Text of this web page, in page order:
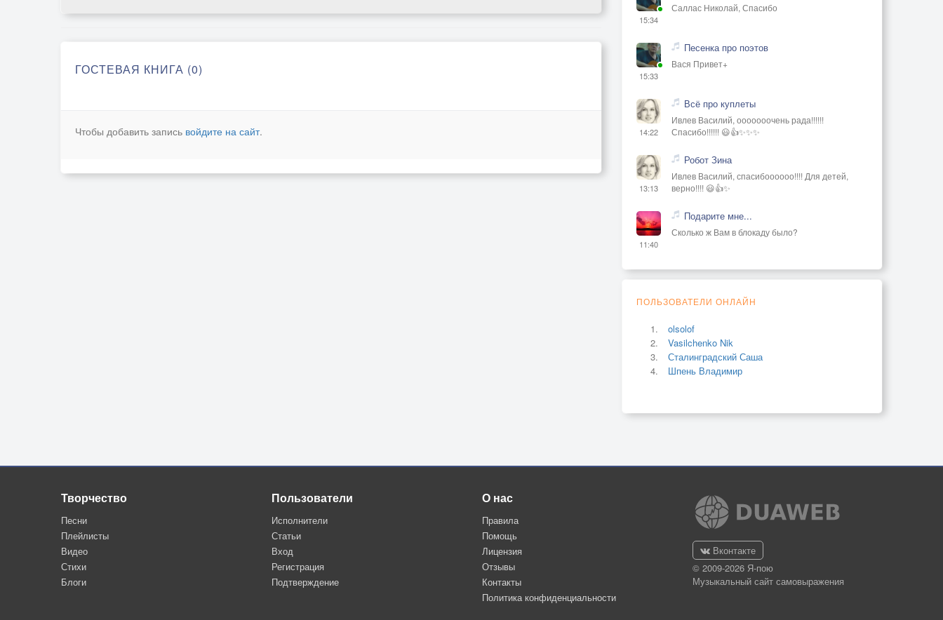
ГОСТЕВАЯ КНИГА (0)
Чтобы добавить запись войдите на сайт.
15:34
Саллас Николай, Спасибо
15:33
Песенка про поэтов
Вася Привет+
14:22
Всё про куплеты
Ивлев Василий, ооооооочень рада!!!!!!
Спасибо!!!!!! 😃👍✨✨✨
13:13
Робот Зина
Ивлев Василий, спасибоооооо!!!! Для детей,
верно!!!! 😃👍✨
11:40
Подарите мне...
Сколько ж Вам в блокаду было?
ПОЛЬЗОВАТЕЛИ ОНЛАЙН
olsolof
Vasilchenko Nik
Сталинградский Саша
Шпень Владимир
Творчество
Песни
Плейлисты
Видео
Стихи
Блоги
Пользователи
Исполнители
Статьи
Вход
Регистрация
Подтверждение
О нас
Правила
Помощь
Лицензия
Отзывы
Контакты
Политика конфиденциальности
Вконтакте
© 2009-2026 Я-пою
Музыкальный сайт самовыражения